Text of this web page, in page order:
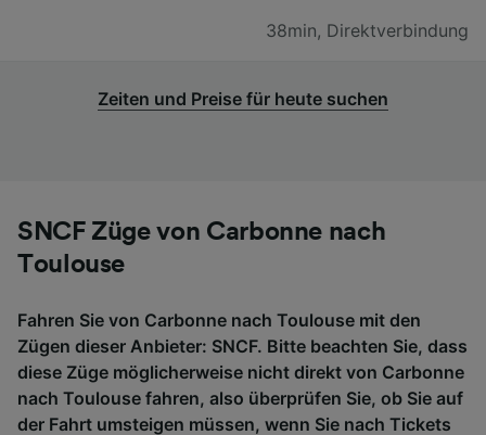
38min, Direktverbindung
Zeiten und Preise für heute suchen
SNCF Züge von Carbonne nach
Toulouse
Fahren Sie von Carbonne nach Toulouse mit den
Zügen dieser Anbieter: SNCF. Bitte beachten Sie, dass
diese Züge möglicherweise nicht direkt von Carbonne
nach Toulouse fahren, also überprüfen Sie, ob Sie auf
der Fahrt umsteigen müssen, wenn Sie nach Tickets